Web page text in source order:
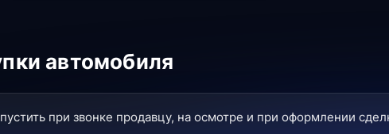
автомобиля
при звонке продавцу, на осмотре и при оформлении